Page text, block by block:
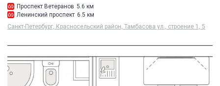
Проспект Ветеранов 5.6 км
Ленинский проспект 6.5 км
Санкт-Петербург, Красносельский район, Тамбасова ул., строение 1, 5